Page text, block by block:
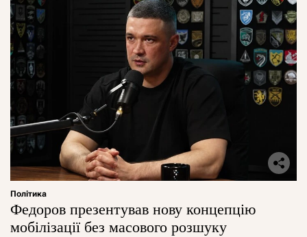
Політика
Федоров презентував нову концепцію
мобілізації без масового розшуку